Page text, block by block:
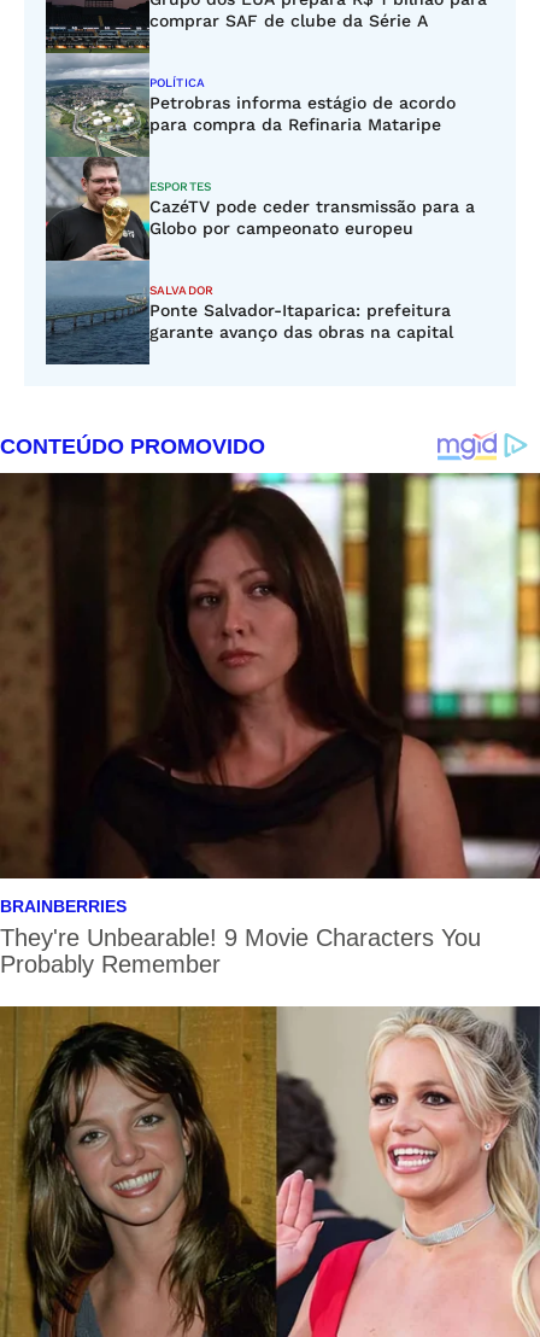
comprar SAF de clube da Série A
POLÍTICA
Petrobras informa estágio de acordo
para compra da Refinaria Mataripe
ESPORTES
CazéTV pode ceder transmissão para a
Globo por campeonato europeu
SALVADOR
Ponte Salvador-Itaparica: prefeitura
garante avanço das obras na capital